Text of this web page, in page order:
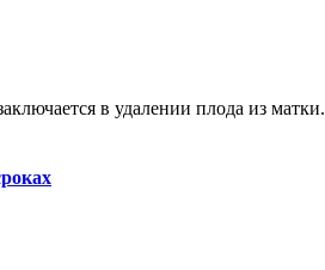
в удалении плода из матки.